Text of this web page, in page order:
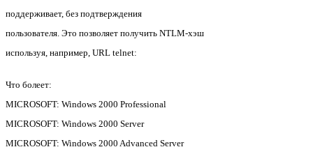
поддерживает, без подтверждения
пользователя. Это позволяет получить NTLM-хэш
используя, например, URL telnet:
Что болеет:
MICROSOFT: Windows 2000 Professional
MICROSOFT: Windows 2000 Server
MICROSOFT: Windows 2000 Advanced Server